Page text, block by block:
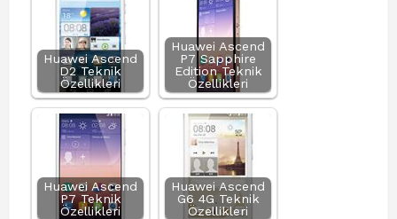
Huawei Ascend
D2 Teknik
Özellikleri
Huawei Ascend
P7 Sapphire
Edition Teknik
Özellikleri
Huawei Ascend
P7 Teknik
Özellikleri
Huawei Ascend
G6 4G Teknik
Özellikleri